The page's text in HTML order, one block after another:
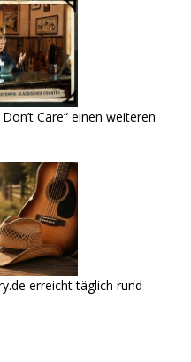
Care“ einen weiteren
erreicht täglich rund